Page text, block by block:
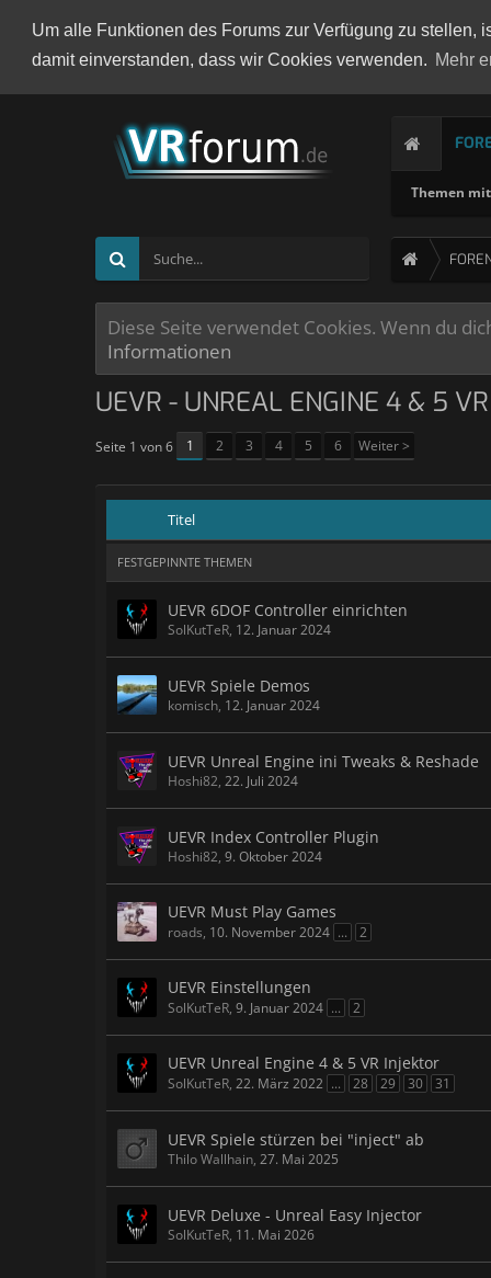
Um alle Funktionen des Forums zur Verfügung zu
damit einverstanden, dass wir Cookies verwenden. Mehr
Themen
Diese Seite verwendet Cookies. Wenn du
Informationen
UEVR - UNREAL ENGINE 4 & 5
Seite 1 von 6 1 2 3 4 5 6 Weiter >
Titel
FESTGEPINNTE THEMEN
UEVR 6DOF Controller einrichten
SolKutTeR, 12. Januar 2024
UEVR Spiele Demos
komisch, 12. Januar 2024
UEVR Unreal Engine ini Tweaks & Reshade
Hoshi82, 22. Juli 2024
UEVR Index Controller Plugin
Hoshi82, 9. Oktober 2024
UEVR Must Play Games
roads, 10. November 2024 ... 2
UEVR Einstellungen
SolKutTeR, 9. Januar 2024 ... 2
UEVR Unreal Engine 4 & 5 VR Injektor
SolKutTeR, 22. März 2022 ... 28 29 30 31
UEVR Spiele stürzen bei "inject" ab
Thilo Wallhain, 27. Mai 2025
UEVR Deluxe - Unreal Easy Injector
SolKutTeR, 11. Mai 2026